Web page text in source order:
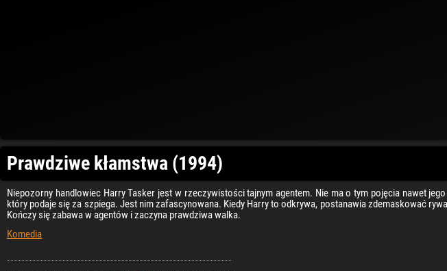
Prawdziwe kłamstwa (1994)
Niepozorny handlowiec Harry Tasker jest w rzeczywistości tajnym agentem. Nie ma o tym pojęcia nawet
który podaje się za szpiega. Jest nim zafascynowana. Kiedy Harry to odkrywa, postanawia zdemaskować
Kończy się zabawa w agentów i zaczyna prawdziwa walka.
Komedia